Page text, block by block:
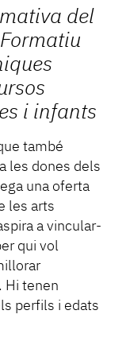
del
i infants
també
les dones dels
una oferta
les arts
a vincular-
qui vol
Hi tenen
perfils i edats